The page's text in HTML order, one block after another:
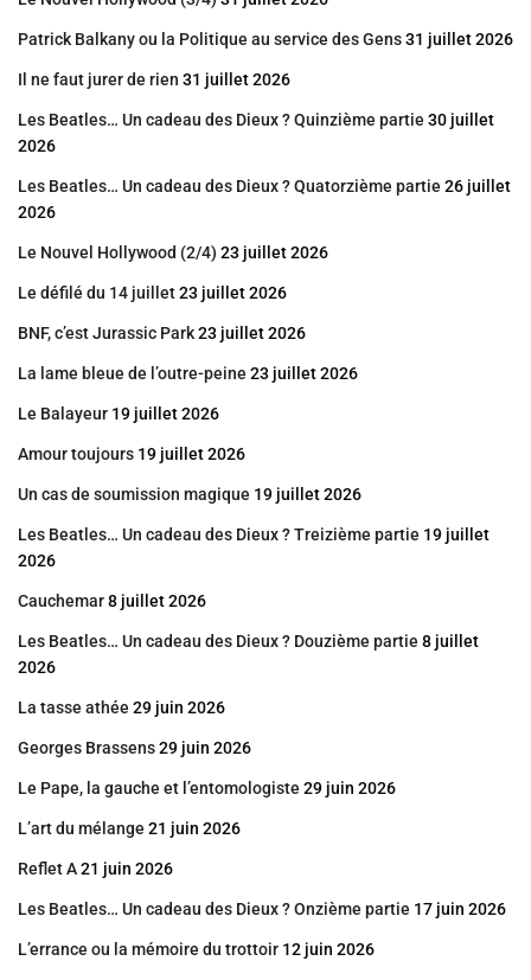
Patrick Balkany ou la Politique au service des Gens31 juillet 2026
Il ne faut jurer de rien 31 juillet 2026
Les Beatles… Un cadeau des Dieux ? Quinzième partie 30 juillet
2026
Les Beatles… Un cadeau des Dieux ? Quatorzième partie 26 juillet
2026
Le Nouvel Hollywood (2/4) 23 juillet 2026
Le défilé du 14 juillet23 juillet 2026
BNF, c’est Jurassic Park23 juillet 2026
La lame bleue de l’outre-peine 23 juillet 2026
Le Balayeur 19 juillet 2026
Amour toujours 19 juillet 2026
Un cas de soumission magique 19 juillet 2026
Les Beatles… Un cadeau des Dieux ? Treizième partie 19 juillet
2026
Cauchemar8 juillet 2026
Les Beatles… Un cadeau des Dieux ? Douzième partie 8 juillet
2026
La tasse athée 29 juin 2026
Georges Brassens29 juin 2026
Le Pape, la gauche et l’entomologiste 29 juin 2026
L’art du mélange 21 juin 2026
Reflet A21 juin 2026
Les Beatles… Un cadeau des Dieux ? Onzième partie 17 juin 2026
L’errance ou la mémoire du trottoir 12 juin 2026